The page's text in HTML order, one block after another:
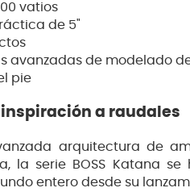
vatios
de 5"
avanzadas de modelado
pie
inspiración a raudales
arquitectura de
la serie BOSS Katana
entero desde su